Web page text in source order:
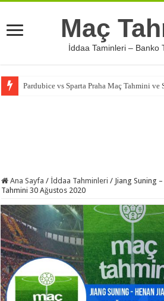
Maç
İddaa Taminleri – Banko
Pardubice vs Sparta Praha Maç Tahmini ve
Ana Sayfa / İddaa Tahminleri / Jiang Suning
Tahmini 30 Ağustos 2020